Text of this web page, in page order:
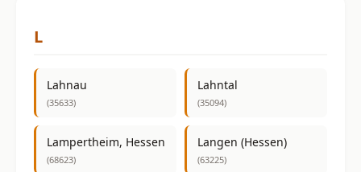
L
Lahnau
(35633)
Lahntal
(35094)
Lampertheim, Hessen
(68623)
Langen (Hessen)
(63225)